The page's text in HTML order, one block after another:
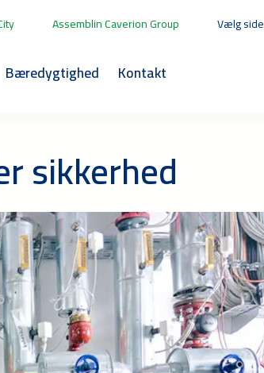
Assemblin Caverion Group Vælg side
Bæredygtighed Kontakt
sikkerhed